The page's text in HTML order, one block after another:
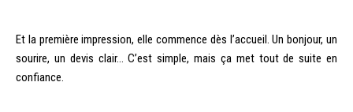
Et la première impression, elle commence dès l’accueil. Un bonjour, un
sourire, un devis clair… C’est simple, mais ça met tout de suite en
confiance.